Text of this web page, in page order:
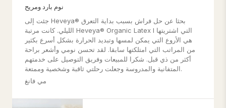
نوم بارد ومريح
جئت إلى Heveya® بحثا عن حل فراش بسبب بداية التعرق
الليلي. كانت مرتبة Heveya® Organic Latex I التي اشتريتها
هي الأروع التي يمكن لمسها وتبديد الحرارة بشكل أسرع بكثير
من المراتب التي امتلكتها سابقا. لقد تحسن نومي وأشعر براحة
أكثر من ذي قبل. شكرا للمبيعات وفريق التوصيل على خدمتهم
المتفانية والمدروسة وجعلت رحلتي ثاقبة وشخصية وممتعة.
مي فانغ